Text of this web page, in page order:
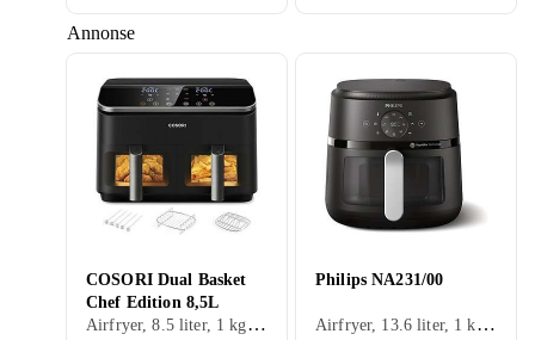
Annonse
COSORI Dual Basket
Chef Edition 8,5L
Airfryer, 8.5 liter, 1 kg, Timer, Automatisk avstengning, Tåler oppvaskmaskin, Display, Appkontroll, Dobbel firtyr kurv, Inspeksjonsvindu, 1750 W
Philips NA231/00
Airfryer, 13.6 liter, 1 kg, Varmeisolert utside, Timer, Automatisk avstengning, Tåler oppvaskmaskin, Display, Signallampe, Non-stick, Dobbel firtyr kurv, Stekeovn, Variabel temperatur, Inspeksjonsvindu, Lett å rengjøre, 2400 W